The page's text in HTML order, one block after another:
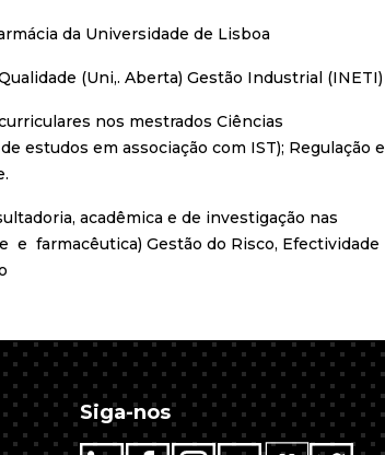
da Universidade de Lisboa
(Uni,. Aberta) Gestão Industrial (INETI)
nos mestrados Ciências
estudos em associação com IST); Regulação e
acadêmica e de investigação nas
e farmacêutica) Gestão do Risco, Efectividade
Siga-nos